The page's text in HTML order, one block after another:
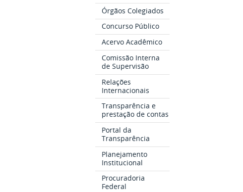
Órgãos Colegiados
Concurso Público
Acervo Acadêmico
Comissão Interna
de Supervisão
Relações
Internacionais
Transparência e
prestação de contas
Portal da
Transparência
Planejamento
Institucional
Procuradoria
Federal